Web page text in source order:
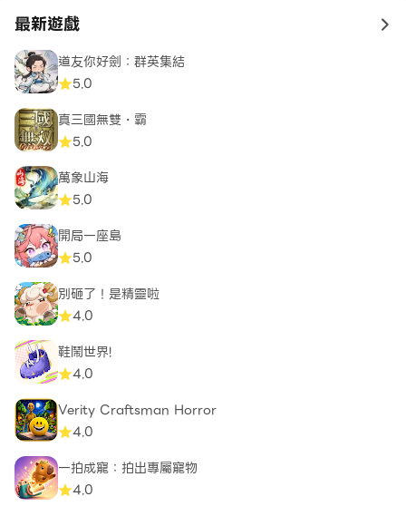
最新遊戲 to
道友你好劍：群英集結
5.0
真三國無雙・霸
5.0
萬象山海
5.0
開局一座島
5.0
別砸了！是精靈啦
4.0
鞋鬧世界!
4.0
Verity Craftsman Horror
4.0
一拍成寵：拍出專屬寵物
4.0